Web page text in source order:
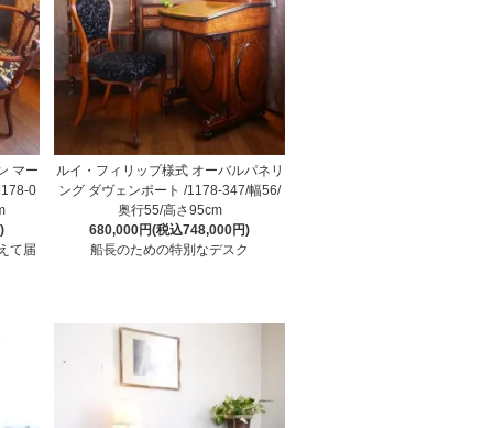
マー
0
て届
ルイ・フィリップ様式 オーバルパネリ
ング ダヴェンポート /1178-347/幅56/
奥行55/高さ95cm
680,000円(税込748,000円)
船長のための特別なデスク